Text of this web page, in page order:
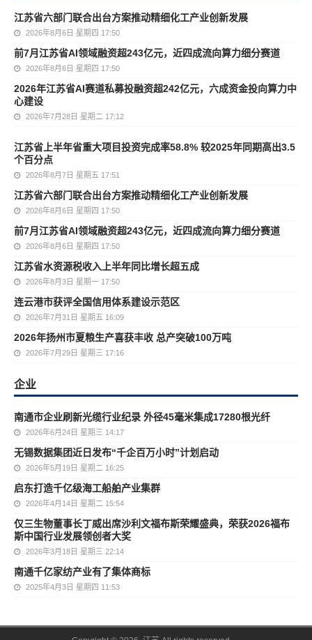
江苏省六部门联合出台方案推动精细化工产业创新发展
2026年8月6日 星期四 17:50
前7月江苏省AI领域融资超243亿元，近四成流向算力细分赛道
2026年8月6日 星期四 17:50
2026年江苏省AI赛道私募投融资超242亿元，六成资金投向算力中
心建设
2026年7月28日 星期二 17:12
江苏省上半年省重大项目投资完成率58.8% 较2025年同期高出3.5
个百分点
2026年8月7日 星期五 17:51
江苏省六部门联合出台方案推动精细化工产业创新发展
2026年8月6日 星期四 17:50
前7月江苏省AI领域融资超243亿元，近四成流向算力细分赛道
2026年8月6日 星期四 17:50
江苏省水资源税收入上半年同比增长超五成
2026年8月3日 星期一 17:50
连云港市获评全国信用体系建设示范区
2026年7月31日 星期五 16:09
2026年扬州市夏粮生产喜获丰收 总产突破100万吨
2026年7月29日 星期三 17:16
企业
南通市企业刷新光缆行业纪录 外径45毫米集成17280根光纤
2026年6月24日 星期三 14:17
无锡数据集团近日发布“千企百万小时”计划启动
2026年5月19日 星期二 16:25
启东打造千亿级海工船舶产业集群
2026年4月14日 星期二 15:54
仅三生物董事长丁威出席沙利文福布斯荣耀盛典，荣获2026福布
斯中国行业发展领创者大奖
2026年3月18日 星期三 22:14
南通千亿家纺产业有了集体商标
2025年4月3日 星期四 11:53